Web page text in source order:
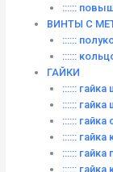
::::::
ВИНТЫ C
::::::
::::::
ГАЙКИ
:::::: гайка
::::::
::::::
:::::: гайка
::::::
:::::: гайка